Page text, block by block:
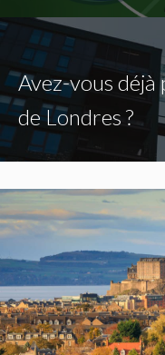
Avez-vous déjà
de Londres ?